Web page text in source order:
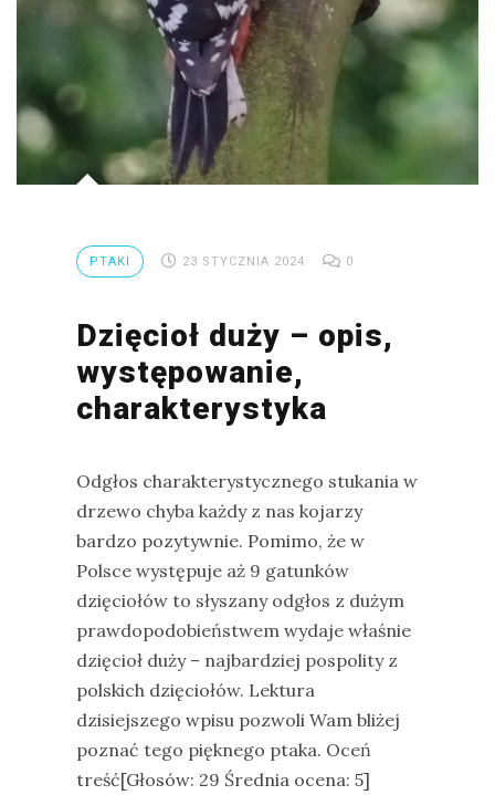
PTAKI 23 STYCZNIA 2024 0
Dzięcioł duży – opis,
występowanie,
charakterystyka
Odgłos charakterystycznego stukania w
drzewo chyba każdy z nas kojarzy
bardzo pozytywnie. Pomimo, że w
Polsce występuje aż 9 gatunków
dzięciołów to słyszany odgłos z dużym
prawdopodobieństwem wydaje właśnie
dzięcioł duży – najbardziej pospolity z
polskich dzięciołów. Lektura
dzisiejszego wpisu pozwoli Wam bliżej
poznać tego pięknego ptaka. Oceń
treść[Głosów: 29 Średnia ocena: 5]